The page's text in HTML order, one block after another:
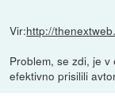
Vir:http://
Problem, se zdi, je
efektivno prisilili